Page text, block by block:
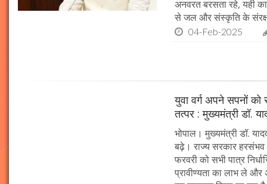
अनवरत बरसता रहे, यही
से जल और संस्कृति के
04-Feb-2025
युवा वर्ग अपने सपनों
तत्पर : मुख्यमंत्री डॉ.
भोपाल। मुख्यमंत्री डॉ.
बढ़े। राज्य सरकार
फरवरी को सभी पात्र
प्रावीण्यता का लाभ ले और